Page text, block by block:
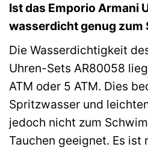
Ist das Emporio Armani
wasserdicht genug zum
Die Wasserdichtigkeit
Uhren-Sets AR80058
ATM oder 5 ATM. Dies
Spritzwasser und
jedoch nicht zum
Tauchen geeignet. Es ist